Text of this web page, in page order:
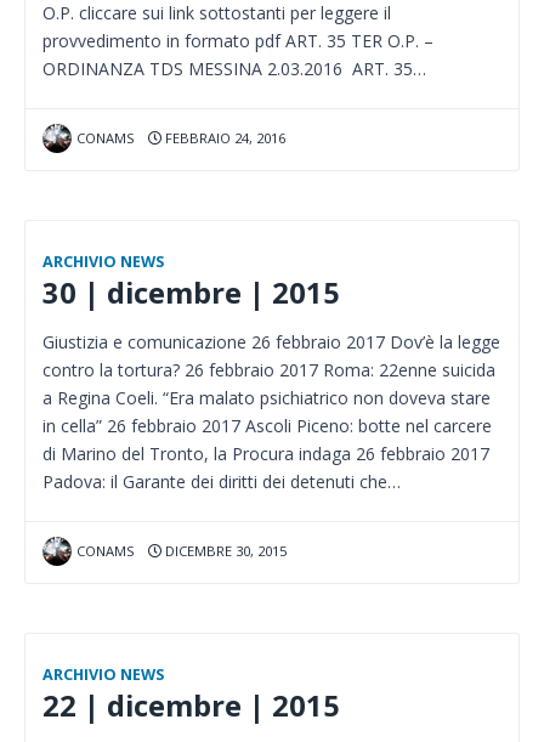
O.P. cliccare sui link sottostanti per leggere il
provvedimento in formato pdf ART. 35 TER O.P. –
ORDINANZA TDS MESSINA 2.03.2016 ART. 35…
CONAMS FEBBRAIO 24, 2016
ARCHIVIO NEWS
30 | dicembre | 2015
Giustizia e comunicazione 26 febbraio 2017 Dov’è la legge
contro la tortura? 26 febbraio 2017 Roma: 22enne suicida
a Regina Coeli. “Era malato psichiatrico non doveva stare
in cella” 26 febbraio 2017 Ascoli Piceno: botte nel carcere
di Marino del Tronto, la Procura indaga 26 febbraio 2017
Padova: il Garante dei diritti dei detenuti che…
CONAMS DICEMBRE 30, 2015
ARCHIVIO NEWS
22 | dicembre | 2015